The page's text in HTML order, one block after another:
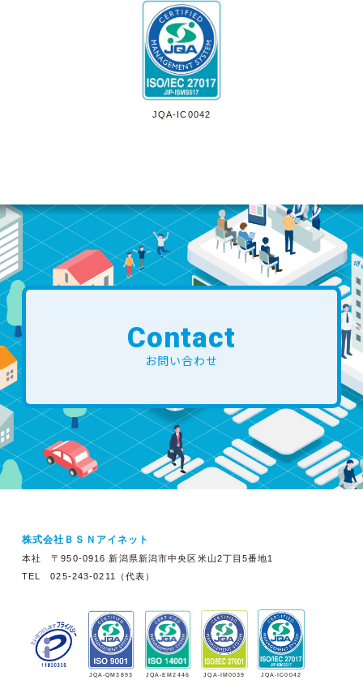
JQA-IC0042
Contact
お問い合わせ
株式会社ＢＳＮアイネット
本社 〒950-0916 新潟県新潟市中央区米山2丁目5番地1
TEL 025-243-0211（代表）
JQA-QM3893 JQA-EM2446 JQA-IM0039 JQA-IC0042